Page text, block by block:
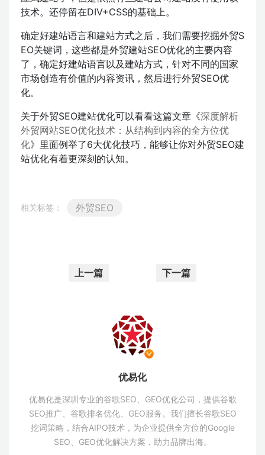
技术。还停留在DIV+CSS的基础上。
确定好建站语言和建站方式之后，我们需要挖掘外贸S
EO关键词，这些都是外贸建站SEO优化的主要内容
了，确定好建站语言以及建站方式，针对不同的国家
市场创造有价值的内容资讯，然后进行外贸SEO优
化。
关于外贸SEO建站优化可以看看这篇文章《深度解析
外贸网站SEO优化技术：从结构到内容的全方位优
化》里面例举了6大优化技巧，能够让你对外贸SEO建
站优化有着更深刻的认知。
相关标签： 外贸SEO
上一篇 下一篇
优易化
优易化是深圳专业的谷歌SEO、GEO优化公司，提供谷歌
SEO推广、谷歌排名优化、GEO服务。我们擅长谷歌SEO
挖词策略，结合AIPO技术，为企业提供全方位的Google
SEO、GEO优化解决方案，助力品牌出海。